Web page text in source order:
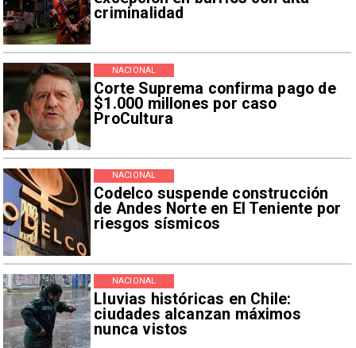
criminalidad
Corte Suprema confirma pago de
$1.000 millones por caso
ProCultura
NACIONAL
Codelco suspende construcción
de Andes Norte en El Teniente por
riesgos sísmicos
NACIONAL
Lluvias históricas en Chile:
ciudades alcanzan máximos
nunca vistos
NACIONAL